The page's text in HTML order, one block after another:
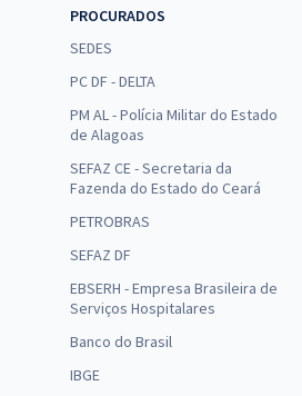
PROCURADOS
SEDES
PC DF - DELTA
PM AL - Polícia Militar do Estado
de Alagoas
SEFAZ CE - Secretaria da
Fazenda do Estado do Ceará
PETROBRAS
SEFAZ DF
EBSERH - Empresa Brasileira de
Serviços Hospitalares
Banco do Brasil
IBGE